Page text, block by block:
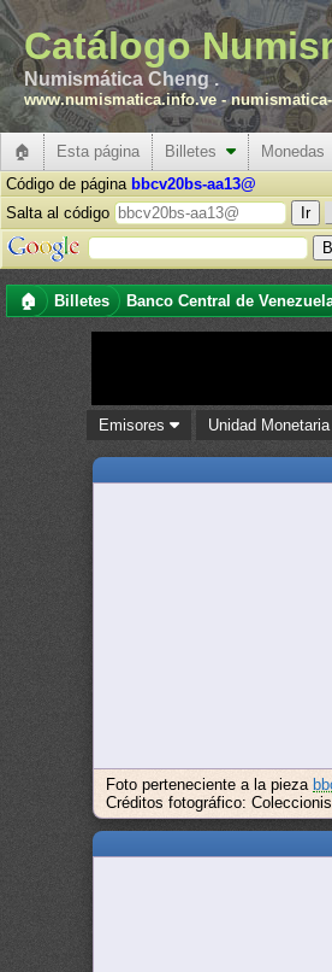
Catálogo
Numismática Cheng .
www.numismatica.info.ve -
🏠 Esta página Billetes Monedas
Código de página bbcv20bs-aa13@
Salta al código
🏠 Billetes Banco Central de
Emisores Unidad
Foto perteneciente a la pieza
Créditos fotográfico: